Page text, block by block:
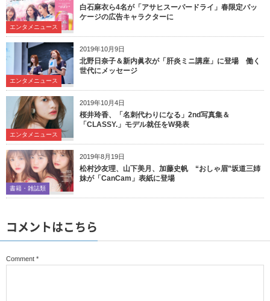
エンタメニュース
白石麻衣ら4名が「アサヒスーパードライ」春限定パッ
ケージの広告キャラクターに
2019年10月9日
エンタメニュース
北野日奈子＆新内眞衣が「肝炎ミニ講座」に登場 働く
世代にメッセージ
2019年10月4日
エンタメニュース
桜井玲香、「名刺代わりになる」2nd写真集＆
「CLASSY.」モデル就任をW発表
2019年8月19日
書籍・雑誌類
松村沙友理、山下美月、加藤史帆 “おしゃ眉”坂道三姉
妹が「CanCam」表紙に登場
コメントはこちら
Comment *